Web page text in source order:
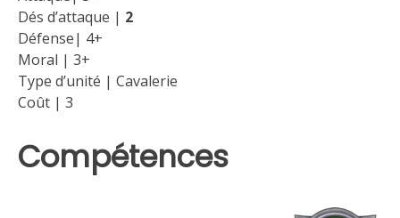
Dés d’attaque | 2
Défense| 4+
Moral | 3+
Type d’unité | Cavalerie
Coût | 3
Compétences